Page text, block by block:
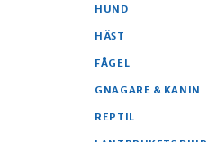
HUND
HÄST
FÅGEL
GNAGARE & KANIN
REPTIL